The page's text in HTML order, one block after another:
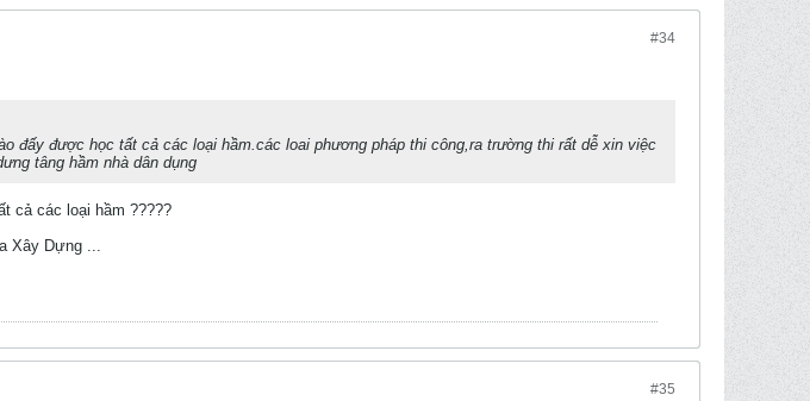
#34
đấy được học tất cả các loại hầm.các loai phương pháp thi công,ra trường thi rất dễ xin việc
tâng hầm nhà dân dụng
cả các loại hầm ?????
Xây Dựng ...
#35